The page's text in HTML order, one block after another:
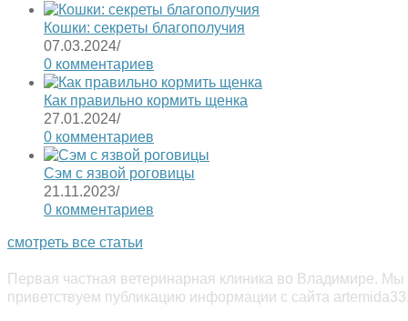
Кошки: секреты благополучия
07.03.2024/
0 комментариев
Как правильно кормить щенка
27.01.2024/
0 комментариев
Сэм с язвой роговицы
21.11.2023/
0 комментариев
смотреть все статьи
Первая частная ветеринарная клиника во Владимире.
приветствуем публикацию информации с сайта